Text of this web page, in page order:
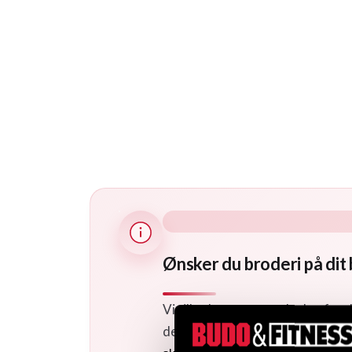
Ønsker du broderi på
Vi tilbyder et stort udvalg af
det bælte, du ønsker, og design